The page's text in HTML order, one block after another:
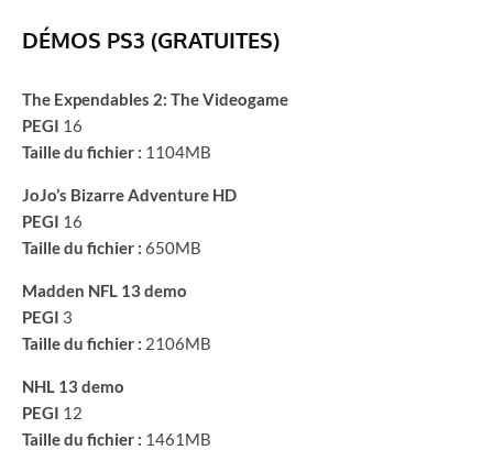
DÉMOS PS3 (GRATUITES)
The Expendables 2: The Videogame
PEGI 16
Taille du fichier : 1104MB
JoJo’s Bizarre Adventure HD
PEGI 16
Taille du fichier : 650MB
Madden NFL 13 demo
PEGI 3
Taille du fichier : 2106MB
NHL 13 demo
PEGI 12
Taille du fichier : 1461MB